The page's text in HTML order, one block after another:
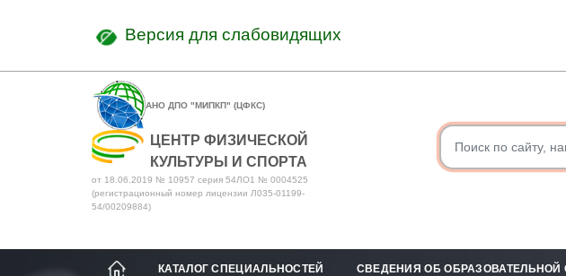
Версия для слабовидящих
АНО ДПО "МИПКП" (ЦФКС)
ЦЕНТР ФИЗИЧЕСКОЙ
КУЛЬТУРЫ И СПОРТА
от 18.06.2019 № 10957 серия 54ЛО1 № 0004525
(регистрационный номер лицензии Л035-01199-
54/00209884)
КАТАЛОГ СПЕЦИАЛЬНОСТЕЙ СВЕДЕНИЯ ОБ ОБРАЗОВАТЕЛЬНОЙ